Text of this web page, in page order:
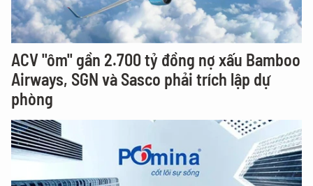
ACV "ôm" gần 2.700 tỷ đồng nợ xấu Bamboo
Airways, SGN và Sasco phải trích lập dự
phòng